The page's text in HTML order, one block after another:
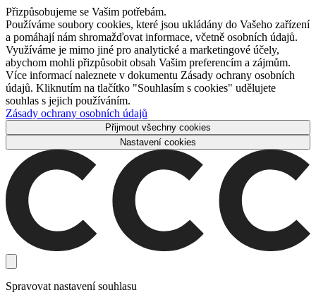
Přizpůsobujeme se Vašim potřebám.
Používáme soubory cookies, které jsou ukládány do Vašeho zařízení
a pomáhají nám shromažďovat informace, včetně osobních údajů.
Využíváme je mimo jiné pro analytické a marketingové účely,
abychom mohli přizpůsobit obsah Vašim preferencím a zájmům.
Více informací naleznete v dokumentu Zásady ochrany osobních
údajů. Kliknutím na tlačítko "Souhlasím s cookies" udělujete
souhlas s jejich používáním.
Zásady ochrany osobních údajů
Přijmout všechny cookies
Nastavení cookies
Spravovat nastavení souhlasu